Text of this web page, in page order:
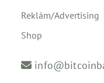
Reklám/Advertising
Shop